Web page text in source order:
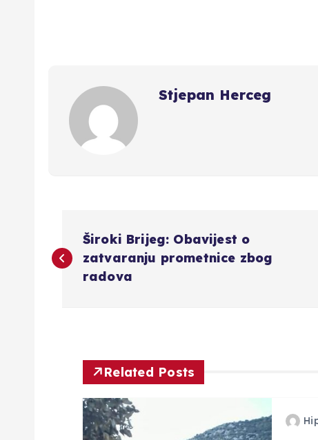
Stjepan Herceg
a
Široki Brijeg: Obavijest o
zatvaranju prometnice zbog
radova
Related Posts